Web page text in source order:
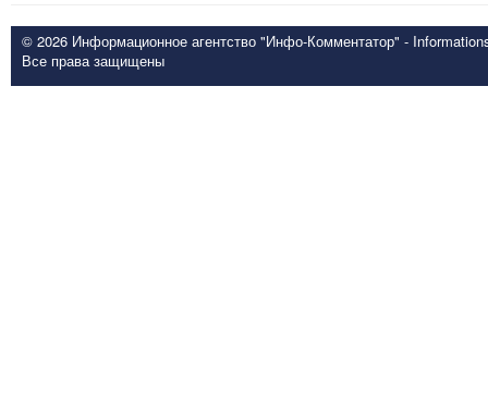
© 2026 Информационное агентство "Инфо-Комментатор" -
Все права защищены